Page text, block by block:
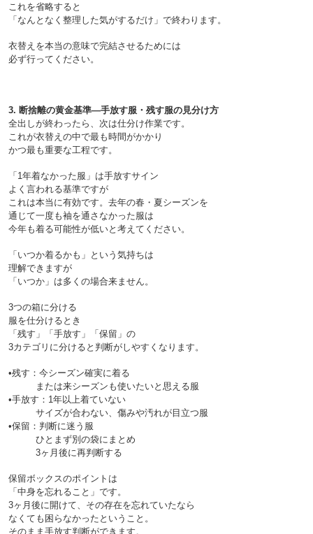
これを省略すると
「なんとなく整理した気がするだけ」で終わります。
衣替えを本当の意味で完結させるためには
3. 断捨離の黄金基準—手放す服・残す服の見分け方
全出しが終わったら、次は仕分け作業です。
これが衣替えの中で最も時間がかかり
「1年着なかった服」は手放すサイン
よく言われる基準ですが
これは本当に有効です。去年の春・夏シーズンを
通じて一度も袖を通さなかった服は
今年も着る可能性が低いと考えてください。
「いつか着るかも」という気持ちは
理解できますが
3つの箱に分ける
服を仕分けるとき
「残す」「手放す」「保留」の
3カテゴリに分けると判断がしやすくなります。
•残す：今シーズン確実に着る
または来シーズンも使いたいと思える服
•手放す：1年以上着ていない
サイズが合わない、傷みや汚れが目立つ服
•保留：判断に迷う服
ひとまず別の袋にまとめ
3ヶ月後に再判断する
保留ボックスのポイントは
「中身を忘れること」です。
3ヶ月後に開けて、その存在を忘れていたなら
なくても困らなかったということ。